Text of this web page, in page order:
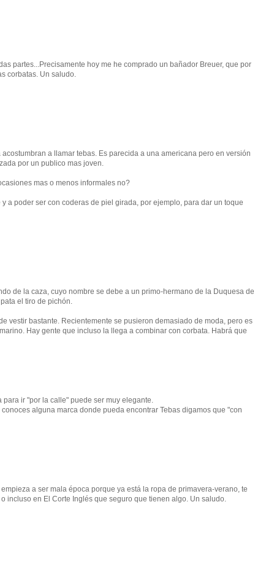
partes...Precisamente hoy me he comprado un bañador Breuer, que por
corbatas. Un saludo.
a llamar tebas. Es parecida a una americana pero en versión
por un publico mas joven.
mas o menos informales no?
a poder ser con coderas de piel girada, por ejemplo, para dar un toque
de la caza, cuyo nombre se debe a un primo-hermano de la Duquesa de
el tiro de pichón.
vestir bastante. Recientemente se pusieron demasiado de moda, pero es
Hay gente que incluso la llega a combinar con corbata. Habrá que
ir "por la calle" puede ser muy elegante.
alguna marca donde pueda encontrar Tebas digamos que "con
a ser mala época porque ya está la ropa de primavera-verano, te
incluso en El Corte Inglés que seguro que tienen algo. Un saludo.